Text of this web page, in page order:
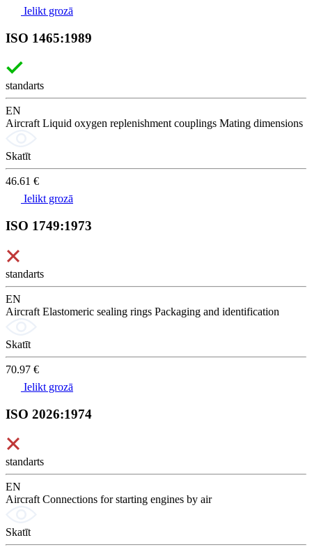
Ielikt grozā
ISO 1465:1989
standarts
EN
Aircraft Liquid oxygen replenishment couplings Mating dimensions
Skatīt
46.61 €
Ielikt grozā
ISO 1749:1973
standarts
EN
Aircraft Elastomeric sealing rings Packaging and identification
Skatīt
70.97 €
Ielikt grozā
ISO 2026:1974
standarts
EN
Aircraft Connections for starting engines by air
Skatīt